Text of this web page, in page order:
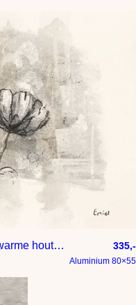
Landelijk schilderij van bloemen – warme houtskooltekening met natuurlijke texturen 335,-
Aluminium 80×55